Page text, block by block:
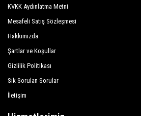
en üst düzeyde samimiyet ve
her yıl istihdam uygunluğu için
tutulur. Ulusal mevzuatın,
duyarak, sunduğumuz birçok
rezervasyon yaptıranlardan büyük
Fethiye , Fethiye otelleri,
Infinity City Otel
Suna Village
Hotel Kerim
Lidya City Hotel
KVKK Aydınlatma Metni
Mesafeli Satış Sözleşmesi
Hakkımızda
Şartlar ve Koşullar
Gizlilik Politikası
Sık Sorulan Sorular
İletişim